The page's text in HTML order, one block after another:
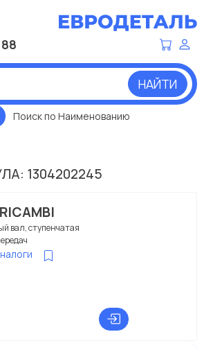
НАЙТИ
Поиск по Наименованию
1304202245
вал, ступенчатая